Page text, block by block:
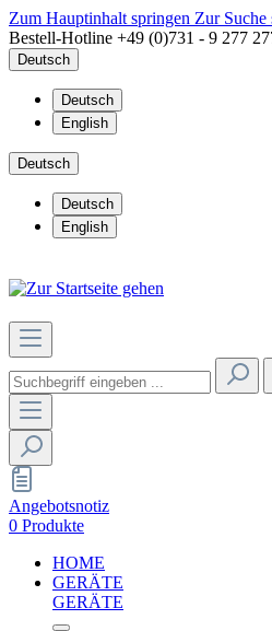
Zum Hauptinhalt springen Zur Suche
Bestell-Hotline +49 (0)731 - 9 277
Deutsch
Deutsch
English
Deutsch
Deutsch
English
Angebotsnotiz
0 Produkte
HOME
GERÄTE
GERÄTE